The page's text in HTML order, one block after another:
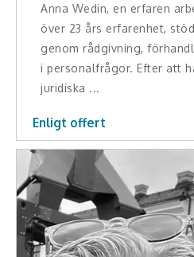
Målsättning, motivation,
Mångfald och integration
Omvärld, politik, juridik
Pedagogik, skola,
Teamwork, teambuilding,
Vård, omsorg, beroende
Kända personer
Anna Wedin, en erfaren
över 23 års erfarenhet,
genom rådgivning,
i personalfrågor. Efter att
juridiska ...
Enligt offert